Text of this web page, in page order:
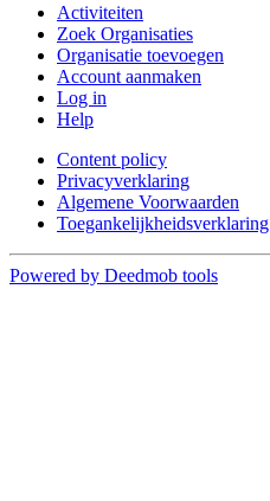
Activiteiten
Zoek Organisaties
Organisatie toevoegen
Account aanmaken
Log in
Help
Content policy
Privacyverklaring
Algemene Voorwaarden
Toegankelijkheidsverklaring
Powered by Deedmob tools